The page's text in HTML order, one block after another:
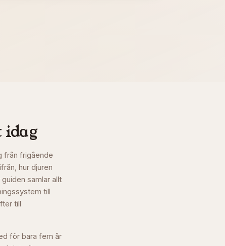
idag
från frigående
hur djuren
samlar allt
till
till
för bara fem år